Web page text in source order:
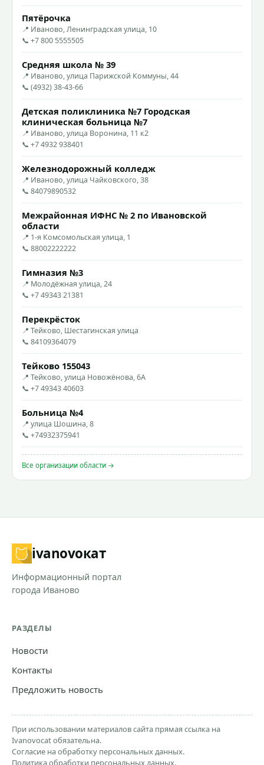
Пятёрочка
📍 Иваново, Ленинградская улица, 10
📞 +7 800 5555505
Средняя школа № 39
📍 Иваново, улица Парижской Коммуны, 44
📞 (4932) 38-43-66
Детская поликлиника №7 Городская
клиническая больница №7
📍 Иваново, улица Воронина, 11 к2
📞 +7 4932 938401
Железнодорожный колледж
📍 Иваново, улица Чайковского, 38
📞 84079890532
Межрайонная ИФНС № 2 по Ивановской
области
📍 1-я Комсомольская улица, 1
📞 88002222222
Гимназия №3
📍 Молодёжная улица, 24
📞 +7 49343 21381
Перекрёсток
📍 Тейково, Шестагинская улица
📞 84109364079
Тейково 155043
📍 Тейково, улица Новожёнова, 6А
📞 +7 49343 40603
Больница №4
📍 улица Шошина, 8
📞 +74932375941
Все организации области →
ivanovoкат
Информационный портал
города Иваново
РАЗДЕЛЫ
Новости
Контакты
Предложить новость
При использовании материалов сайта прямая ссылка на
Ivanovocat обязательна.
Согласие на обработку персональных данных.
Политика обработки персональных данных.